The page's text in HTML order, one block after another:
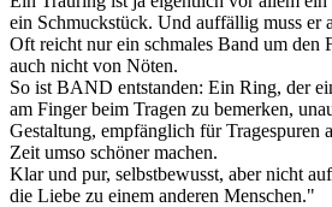
ein Schmuckstück. Und auffällig muss er
Oft reicht nur ein schmales Band um den
auch nicht von Nöten.
So ist BAND entstanden: Ein Ring, der
am Finger beim Tragen zu bemerken,
Gestaltung, empfänglich für Tragespuren
Zeit umso schöner machen.
Klar und pur, selbstbewusst, aber nicht
die Liebe zu einem anderen Menschen."